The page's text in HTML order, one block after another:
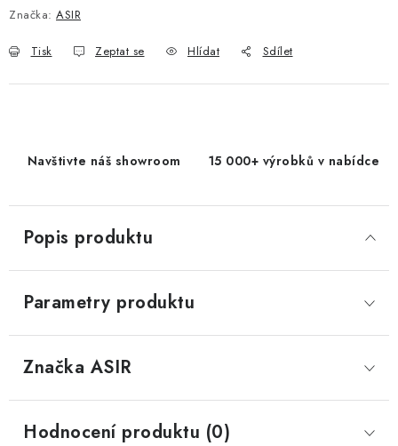
Značka: ASIR
Tisk Zeptat se Hlídat Sdílet
Navštivte náš showroom 15 000+ výrobků v nabídce
Popis produktu
Parametry produktu
Značka ASIR
Hodnocení produktu (0)